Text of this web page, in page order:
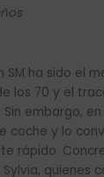
SM ha sido el
los 70 y el
embargo,
coche y lo
rápido.
quienes